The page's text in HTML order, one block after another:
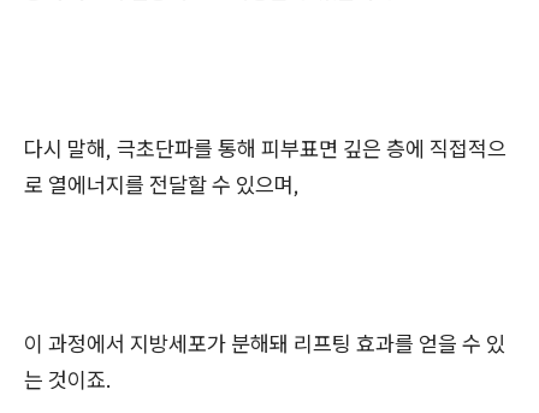
다시 말해, 극초단파를 통해 피부표면 깊은 층에 직접적으
로 열에너지를 전달할 수 있으며,
이 과정에서 지방세포가 분해돼 리프팅 효과를 얻을 수 있
는 것이죠.